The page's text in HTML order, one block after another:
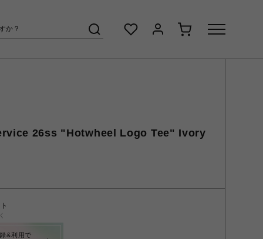
26ss "Hotwheel Logo Tee" Ivory
&利用で